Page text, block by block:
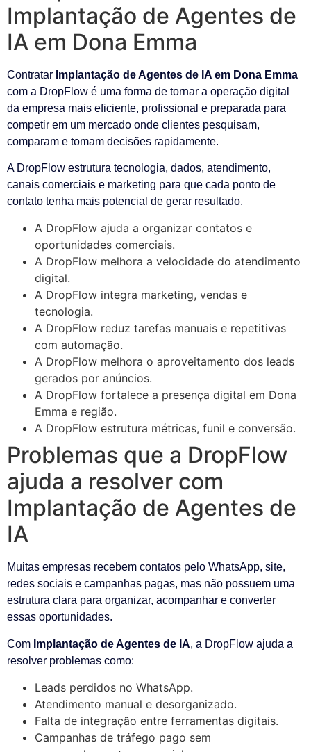
Implantação de Agentes de
IA em Dona Emma
Contratar Implantação de Agentes de IA em Dona Emma
com a DropFlow é uma forma de tornar a operação digital
da empresa mais eficiente, profissional e preparada para
competir em um mercado onde clientes pesquisam,
comparam e tomam decisões rapidamente.
A DropFlow estrutura tecnologia, dados, atendimento,
canais comerciais e marketing para que cada ponto de
contato tenha mais potencial de gerar resultado.
A DropFlow ajuda a organizar contatos e
oportunidades comerciais.
A DropFlow melhora a velocidade do atendimento
digital.
A DropFlow integra marketing, vendas e
tecnologia.
A DropFlow reduz tarefas manuais e repetitivas
com automação.
A DropFlow melhora o aproveitamento dos leads
gerados por anúncios.
A DropFlow fortalece a presença digital em Dona
Emma e região.
A DropFlow estrutura métricas, funil e conversão.
Problemas que a DropFlow
ajuda a resolver com
Implantação de Agentes de
IA
Muitas empresas recebem contatos pelo WhatsApp, site,
redes sociais e campanhas pagas, mas não possuem uma
estrutura clara para organizar, acompanhar e converter
essas oportunidades.
Com Implantação de Agentes de IA, a DropFlow ajuda a
resolver problemas como:
Leads perdidos no WhatsApp.
Atendimento manual e desorganizado.
Falta de integração entre ferramentas digitais.
Campanhas de tráfego pago sem